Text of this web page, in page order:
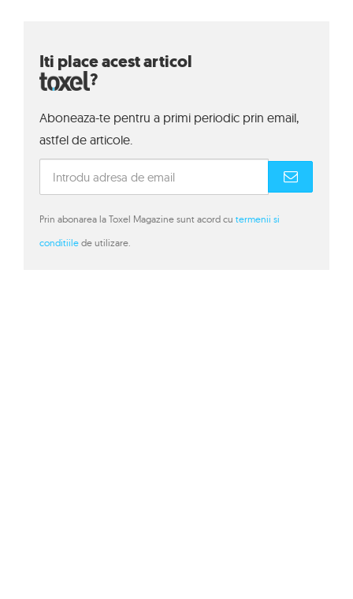
Iti place acest articol
?
Aboneaza-te pentru a primi periodic prin email,
astfel de articole.
Prin abonarea la Toxel Magazine sunt acord cu termenii si
conditiile de utilizare.